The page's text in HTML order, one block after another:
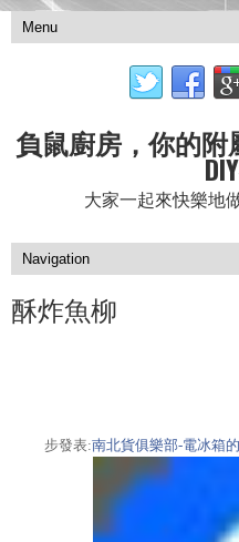
負鼠廚房，你的
大家一起來快樂地
酥炸魚柳
步發表:南北貨俱樂部-電冰箱